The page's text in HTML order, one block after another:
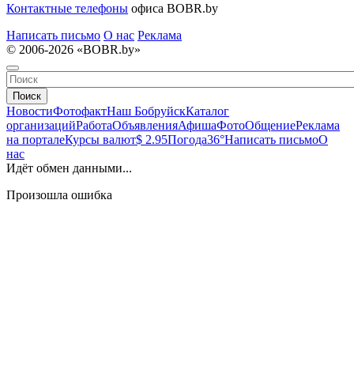
Контактные телефоны офиса BOBR.by
Написать письмо О нас Реклама
© 2006-2026 «BOBR.by»
Поиск
НовостиФотофактНаш БобруйскКаталог
организацийРаботаОбъявленияАфишаФотоОбщениеРеклама
на порталеКурсы валют$ 2.95Погода36°Написать письмоО
нас
Идёт обмен данными...
Произошла ошибка